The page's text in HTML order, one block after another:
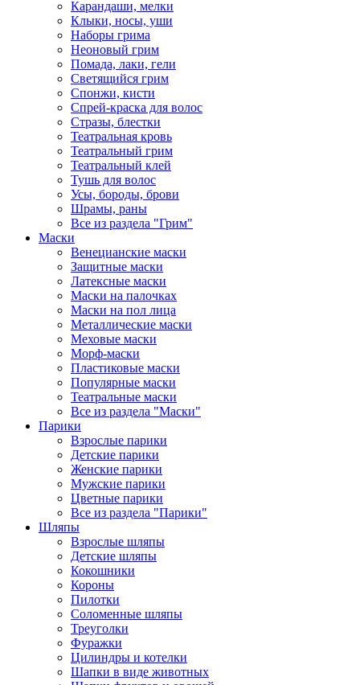
Карандаши, мелки
Клыки, носы, уши
Наборы грима
Неоновый грим
Помада, лаки, гели
Светящийся грим
Спонжи, кисти
Спрей-краска для волос
Стразы, блестки
Театральная кровь
Театральный грим
Театральный клей
Тушь для волос
Усы, бороды, брови
Шрамы, раны
Все из раздела "Грим"
Маски
Венецианские маски
Защитные маски
Латексные маски
Маски на палочках
Маски на пол лица
Металлические маски
Меховые маски
Морф-маски
Пластиковые маски
Популярные маски
Театральные маски
Все из раздела "Маски"
Парики
Взрослые парики
Детские парики
Женские парики
Мужские парики
Цветные парики
Все из раздела "Парики"
Шляпы
Взрослые шляпы
Детские шляпы
Кокошники
Короны
Пилотки
Соломенные шляпы
Треуголки
Фуражки
Цилиндры и котелки
Шапки в виде животных